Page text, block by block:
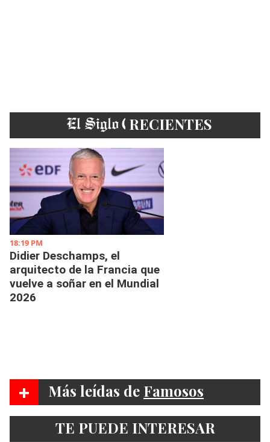
EL SIGLORECIENTES
+ Más leídas de Famosos
TE PUEDE INTERESAR